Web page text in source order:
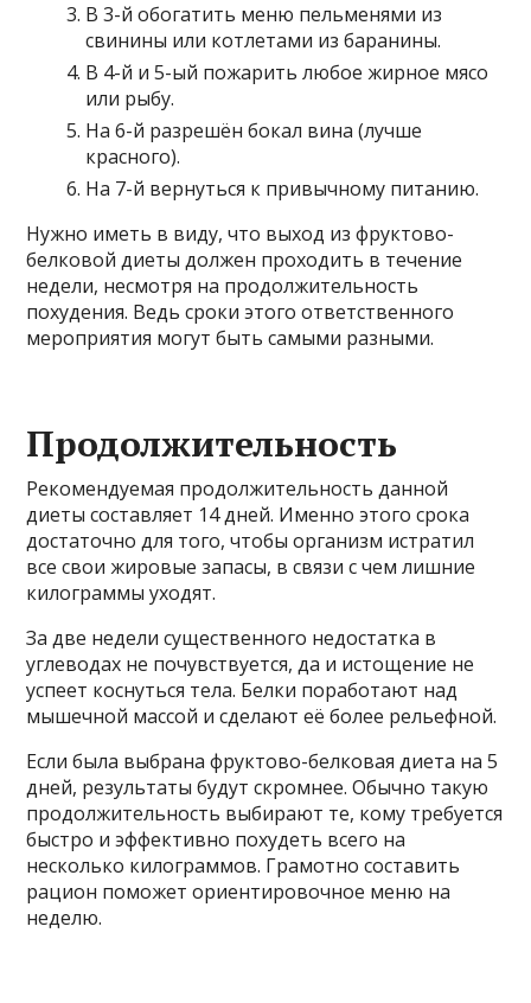
В 3-й обогатить меню пельменями из
свинины или котлетами из баранины.
В 4-й и 5-ый пожарить любое жирное мясо
или рыбу.
На 6-й разрешён бокал вина (лучше
красного).
На 7-й вернуться к привычному питанию.
Нужно иметь в виду, что выход из фруктово-
белковой диеты должен проходить в течение
недели, несмотря на продолжительность
похудения. Ведь сроки этого ответственного
мероприятия могут быть самыми разными.
Продолжительность
Рекомендуемая продолжительность данной
диеты составляет 14 дней. Именно этого срока
достаточно для того, чтобы организм истратил
все свои жировые запасы, в связи с чем лишние
килограммы уходят.
За две недели существенного недостатка в
углеводах не почувствуется, да и истощение не
успеет коснуться тела. Белки поработают над
мышечной массой и сделают её более рельефной.
Если была выбрана фруктово-белковая диета на 5
дней, результаты будут скромнее. Обычно такую
продолжительность выбирают те, кому требуется
быстро и эффективно похудеть всего на
несколько килограммов. Грамотно составить
рацион поможет ориентировочное меню на
неделю.